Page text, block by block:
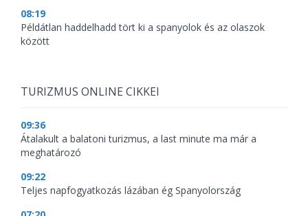
08:19
Példátlan haddelhadd tört ki a spanyolok és az olaszok
között
TURIZMUS ONLINE CIKKEI
09:36
Átalakult a balatoni turizmus, a last minute ma már a
meghatározó
09:22
Teljes napfogyatkozás lázában ég Spanyolország